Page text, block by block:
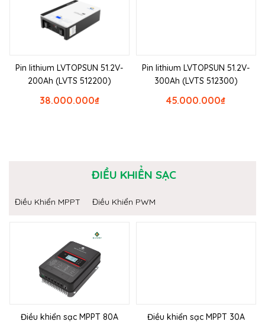
Pin lithium LVTOPSUN 51.2V-
200Ah (LVTS 512200)
₫
38.000.000
Pin lithium LVTOPSUN 51.2V-
300Ah (LVTS 512300)
₫
45.000.000
ĐIỀU KHIỂN SẠC
Điều Khiển MPPT Điều Khiển PWM
Điều khiển sạc MPPT 80A
Điều khiển sạc MPPT 30A